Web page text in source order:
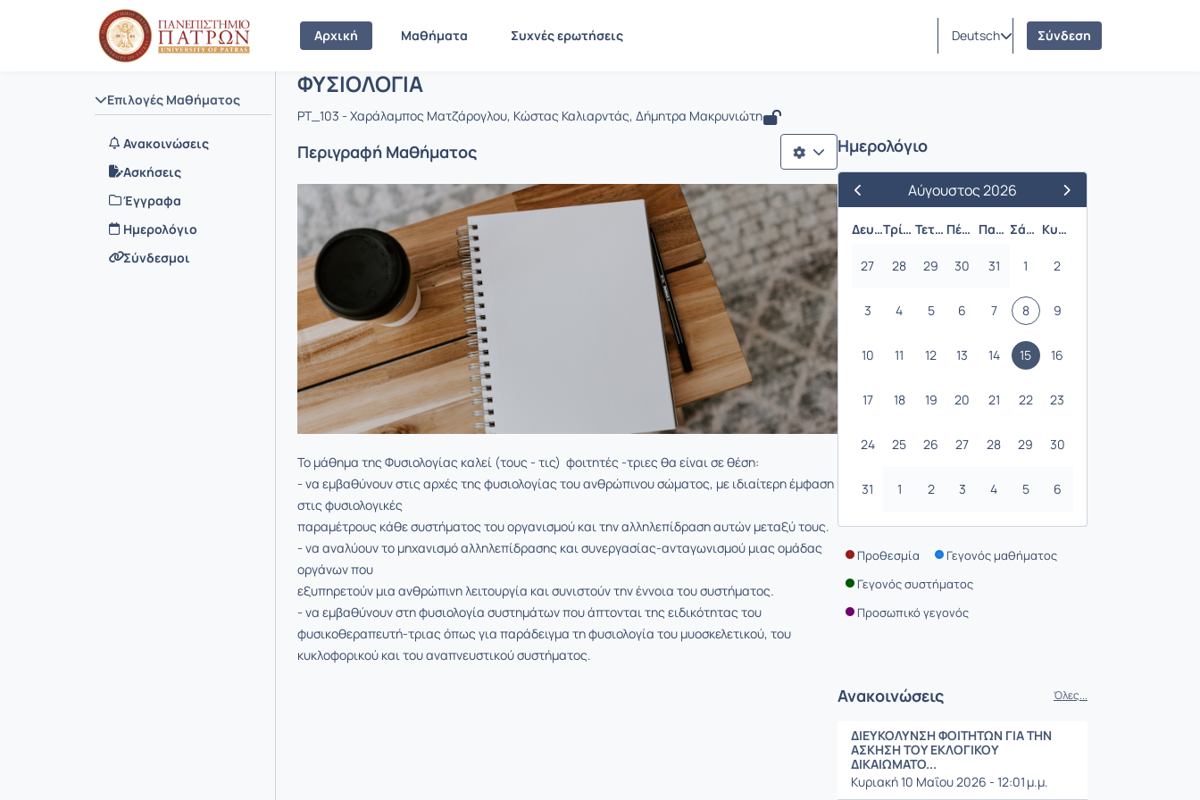
Αρχική Μαθήματα Συχνές ερωτήσεις Deutsch Σύνδεση
Επιλογές Μαθήματος
Ανακοινώσεις
Ασκήσεις
Έγγραφα
Ημερολόγιο
Σύνδεσμοι
Αρχική Σελίδα ΦΥΣΙΟΛΟΓΙΑ
Μάθημα : ΦΥΣΙΟΛΟΓΙΑ
Κωδικός : PT182
ΦΥΣΙΟΛΟΓΙΑ
PT_103 - Xαράλαμπος Ματζάρογλου, Kώστας Καλιαρντάς, Δήμητρα Μακρυνιώτη
Περιγραφή Μαθήματος
Το μάθημα της Φυσιολογίας καλεί (τους - τις) φοιτητές -τριες θα είναι σε θέση:
- να εμβαθύνουν στις αρχές της φυσιολογίας του ανθρώπινου σώματος, με ιδιαίτερη έμφαση
στις φυσιολογικές
παραμέτρους κάθε συστήματος του οργανισμού και την αλληλεπίδραση αυτών μεταξύ τους.
- να αναλύουν το μηχανισμό αλληλεπίδρασης και συνεργασίας-ανταγωνισμού μιας ομάδας
οργάνων που
εξυπηρετούν μια ανθρώπινη λειτουργία και συνιστούν την έννοια του συστήματος.
- να εμβαθύνουν στη φυσιολογία συστημάτων που άπτονται της ειδικότητας του
φυσικοθεραπευτή-τριας όπως για παράδειγμα τη φυσιολογία του μυοσκελετικού, του
κυκλοφορικού και του αναπνευστικού συστήματος.
Ημερολόγιο
Προηγούμενος Μήνας
Αύγουστος 2026
Επόμενος Μήνας
Δευτέρα
Τρίτη Τετάρτη Πέμπτη Παρασκευή Σάββατο Κυριακή
27 28 29 30 31 1 2
3 4 5 6 7 8 9
10 11 12 13 14 15 16
17 18 19 20 21 22 23
24 25 26 27 28 29 30
31 1 2 3 4 5 6
Προθεσμία
Γεγονός μαθήματος
Γεγονός συστήματος
Προσωπικό γεγονός
Ανακοινώσεις Όλες...
ΔΙΕΥΚΟΛΥΝΣΗ ΦΟΙΤΗΤΩΝ ΓΙΑ ΤΗΝ
ΑΣΚΗΣΗ ΤΟΥ ΕΚΛΟΓΙΚΟΥ
ΔΙΚΑΙΩΜΑΤΟ...
Κυριακή 10 Μαΐου 2026 - 12:01 μ.μ.